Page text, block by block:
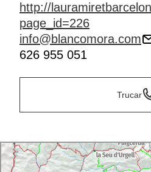
http://
page_id=226
info@blancomora.com
626 955 051
Trucar